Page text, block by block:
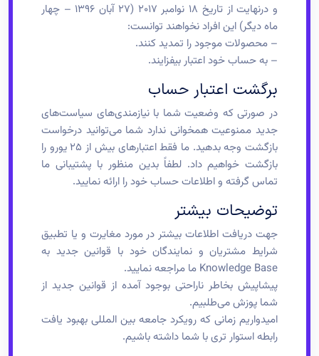
و درنهایت از تاریخ ۱۸ نوامبر ۲۰۱۷ (۲۷ آبان ۱۳۹۶ – چهار
ماه دیگر) این افراد نخواهند توانست:
– محصولات موجود را تمدید کنند.
– به حساب خود اعتبار بیفزایند.
برگشت اعتبار حساب
در صورتی که وضعیت شما با نیازمندی‌های سیاست‌های
جدید ممنوعیت همخوانی ندارد شما می‌توانید درخواست
بازگشت وجه بدهید. ما فقط اعتبارهای بیش از ۲۵ یورو را
بازگشت خواهیم داد. لطفاً بدین منظور با پشتیبانی ما
تماس گرفته و اطلاعات حساب خود را ارائه نمایید.
توضیحات بیشتر
جهت دریافت اطلاعات بیشتر در مورد مغایرت و یا تطبیق
شرایط مشتریان و نمایندگان خود با قوانین جدید به
Knowledge Base ما مراجعه نمایید.
پیشاپیش بخاطر ناراحتی بوجود آمده از قوانین جدید از
شما پوزش می‌طلبیم.
امیدواریم زمانی که رویکرد جامعه بین المللی بهبود یافت
رابطه استوار تری با شما داشته باشیم.